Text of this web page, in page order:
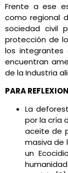
Frente a ese
como regional
sociedad civil
protección de
los integrantes
encuentran
de la Industria
PARA
La
por la cría
aceite de
masiva de
un